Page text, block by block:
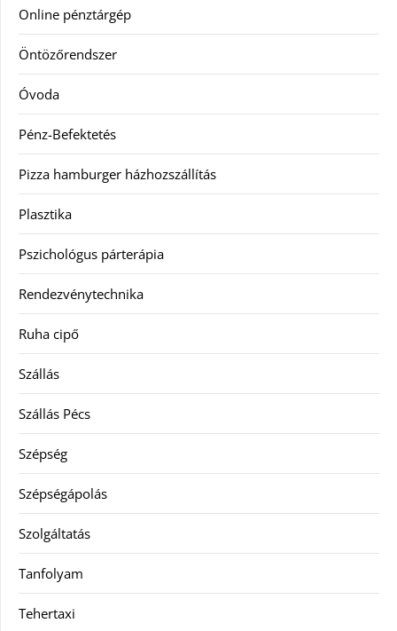
Online pénztárgép
Öntözőrendszer
Óvoda
Pénz-Befektetés
Pizza hamburger házhozszállítás
Plasztika
Pszichológus párterápia
Rendezvénytechnika
Ruha cipő
Szállás
Szállás Pécs
Szépség
Szépségápolás
Szolgáltatás
Tanfolyam
Tehertaxi